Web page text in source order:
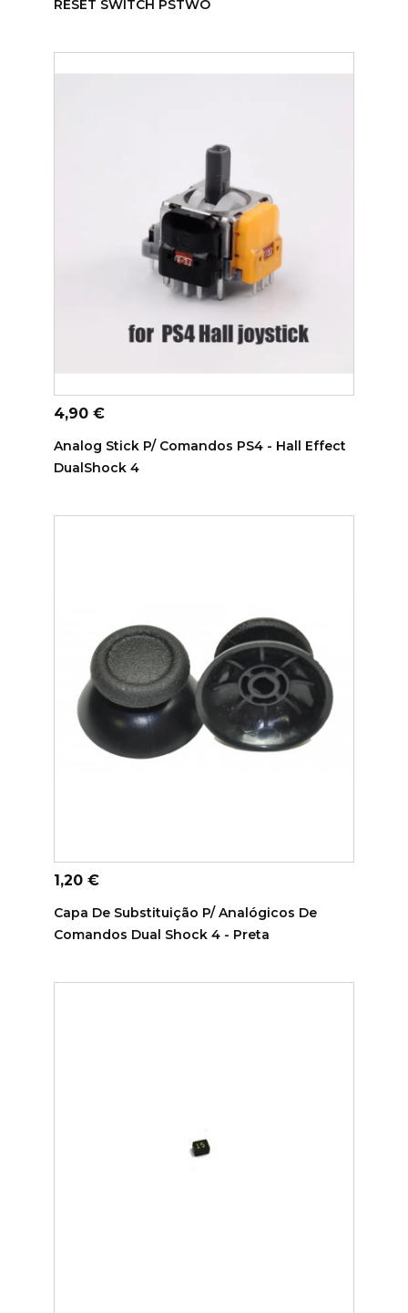
RESET SWITCH PSTWO
ADICIONAR AO CARRINHO
Preço
4,90 €
Analog Stick P/ Comandos PS4 - Hall Effect
DualShock 4
ADICIONAR AO CARRINHO
Preço
1,20 €
Capa De Substituição P/ Analógicos De
Comandos Dual Shock 4 - Preta